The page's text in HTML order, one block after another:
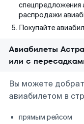
спецпредложения
распродажи
Покупайте
Авиабилеты
или с
Вы можете
авиабилетом в
прямым рейсом